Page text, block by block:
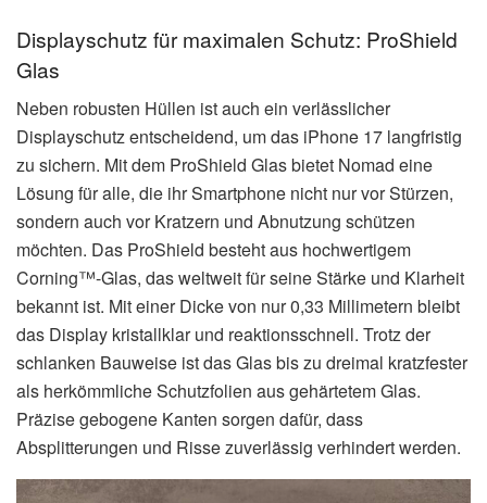
Displayschutz für maximalen Schutz: ProShield
Glas
Neben robusten Hüllen ist auch ein verlässlicher
Displayschutz entscheidend, um das iPhone 17 langfristig
zu sichern. Mit dem ProShield Glas bietet Nomad eine
Lösung für alle, die ihr Smartphone nicht nur vor Stürzen,
sondern auch vor Kratzern und Abnutzung schützen
möchten. Das ProShield besteht aus hochwertigem
Corning™-Glas, das weltweit für seine Stärke und Klarheit
bekannt ist. Mit einer Dicke von nur 0,33 Millimetern bleibt
das Display kristallklar und reaktionsschnell. Trotz der
schlanken Bauweise ist das Glas bis zu dreimal kratzfester
als herkömmliche Schutzfolien aus gehärtetem Glas.
Präzise gebogene Kanten sorgen dafür, dass
Absplitterungen und Risse zuverlässig verhindert werden.